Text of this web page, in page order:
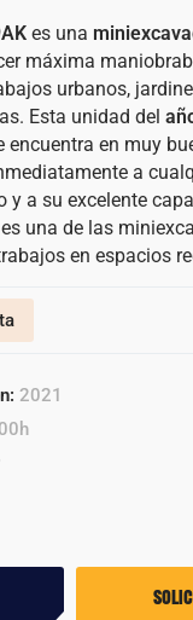
es una
máxima
urbanos,
Esta unidad del
encuentra en muy
a
y a su excelente
una de las
en espacios
2021